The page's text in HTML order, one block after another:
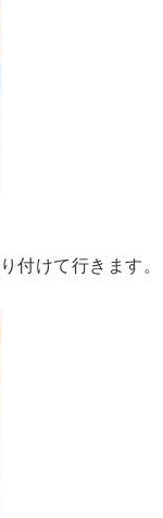
付けて行きます。